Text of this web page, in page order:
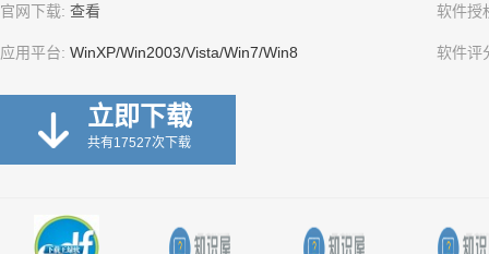
官网下载: 查看 软件授
应用平台: WinXP/Win2003/Vista/Win7/Win8 软件评
立即下载
共有17527次下载